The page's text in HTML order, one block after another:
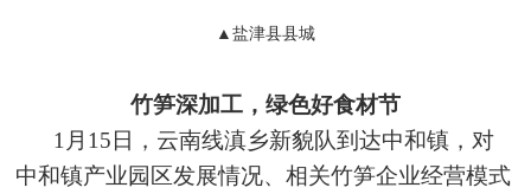
▲盐津县县城
竹笋深加工，绿色好食材节
1月15日，云南线滇乡新貌队到达中和镇，对
中和镇产业园区发展情况、相关竹笋企业经营模式